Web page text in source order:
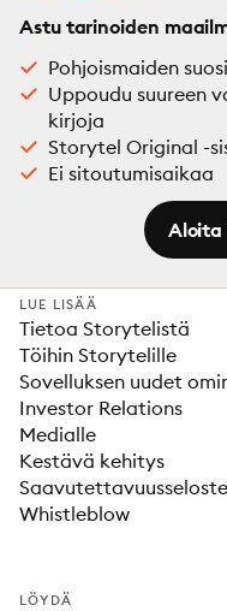
Astu tarinoiden
Pohjoismaiden
Uppoudu suureen
kirjoja
Storytel Original -
Ei sitoutumisaikaa
Aloita
LUE LISÄÄ
Tietoa Storytelistä
Töihin Storytelille
Sovelluksen uudet
Investor Relations
Medialle
Kestävä kehitys
Saavutettavuusseloste
Whistleblow
LÖYDÄ